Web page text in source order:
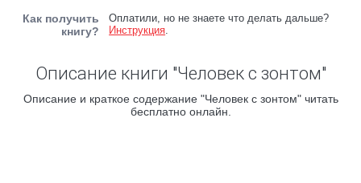
Как получить
книгу?
Оплатили, но не знаете что делать дальше?
Инструкция.
Описание книги "Человек с зонтом"
Описание и краткое содержание "Человек с зонтом" читать
бесплатно онлайн.